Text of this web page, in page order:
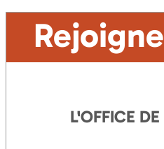
L'OFFICE